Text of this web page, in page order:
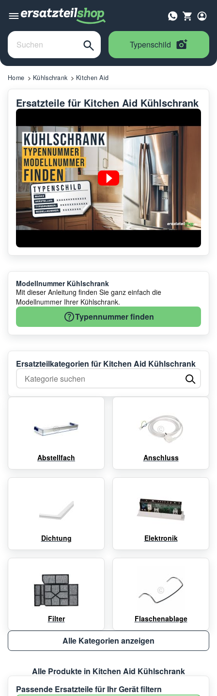
Typenschild
Home Kühlschrank Kitchen Aid
Ersatzteile für Kitchen Aid Kühlschrank
Modellnummer Kühlschrank
Mit dieser Anleitung finden Sie ganz einfach die
Modellnummer Ihrer Kühlschrank.
Typennummer finden
Ersatzteilkategorien für Kitchen Aid Kühlschrank
Kategorie suchen
Abstellfach Anschluss
Dichtung Elektronik
Filter Flaschenablage
Alle Kategorien anzeigen
Alle Produkte in Kitchen Aid Kühlschrank
Passende Ersatzteile für Ihr Gerät filtern